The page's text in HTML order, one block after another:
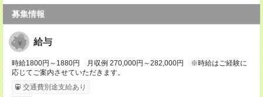
募集情報
給与
時給1800円～1880円 月収例 270,000円～282,000円 ※時給はご経験に
応じてご案内させていただきます。
交通費別途支給あり